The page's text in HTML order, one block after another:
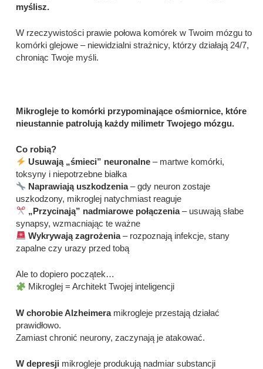
myślisz.
W rzeczywistości prawie połowa komórek w Twoim mózgu to
komórki glejowe – niewidzialni strażnicy, którzy działają 24/7,
chroniąc Twoje myśli.
Mikrogleje to komórki przypominające ośmiornice, które
nieustannie patrolują każdy milimetr Twojego mózgu.
Co robią?
Usuwają „śmieci” neuronalne – martwe komórki,
toksyny i niepotrzebne białka
Naprawiają uszkodzenia– gdy neuron zostaje
uszkodzony, mikroglej natychmiast reaguje
„Przycinają” nadmiarowe połączenia– usuwają słabe
synapsy, wzmacniając te ważne
Wykrywają zagrożenia– rozpoznają infekcje, stany
zapalne czy urazy przed tobą
Ale to dopiero początek…
Mikroglej = Architekt Twojej inteligencji
W chorobie Alzheimeramikrogleje przestają działać
prawidłowo.
Zamiast chronić neurony, zaczynają je atakować.
W depresji mikrogleje produkują nadmiar substancji